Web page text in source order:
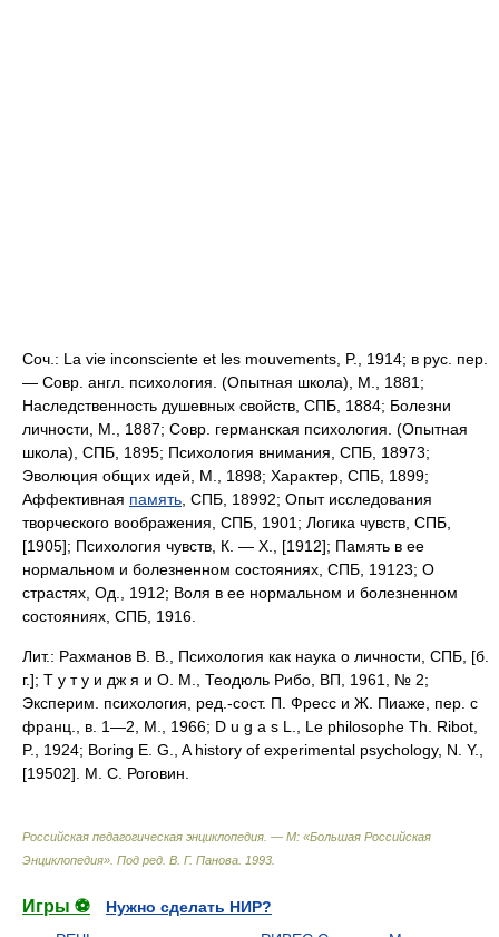
Соч.: La vie inconsciente et les mouvements, P., 1914; в рус. пер.
— Совр. англ. психология. (Опытная школа), М., 1881;
Наследственность душевных свойств, СПБ, 1884; Болезни
личности, М., 1887; Совр. германская психология. (Опытная
школа), СПБ, 1895; Психология внимания, СПБ, 18973;
Эволюция общих идей, М., 1898; Характер, СПБ, 1899;
Аффективная память , СПБ, 18992; Опыт исследования
творческого воображения, СПБ, 1901; Логика чувств, СПБ,
[1905]; Психология чувств, К. — X., [1912]; Память в ее
нормальном и болезненном состояниях, СПБ, 19123; О
страстях, Од., 1912; Воля в ее нормальном и болезненном
состояниях, СПБ, 1916.
Лит.: Рахманов В. В., Психология как наука о личности, СПБ, [б.
г.]; Т у т у и дж я и О. М., Теодюль Рибо, ВП, 1961, № 2;
Эксперим. психология, ред.-сост. П. Фресс и Ж. Пиаже, пер. с
франц., в. 1—2, М., 1966; D u g a s L., Le philosophe Th. Ribot,
P., 1924; Boring E. G., A history of experimental psychology, N. Y.,
[19502]. M. С. Роговин.
Российская педагогическая энциклопедия. — М: «Большая Российская
Энциклопедия» Под ред. В. Г. Панова 1993
Игры ⚽
Нужно сделать НИР?